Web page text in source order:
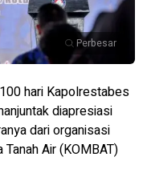
Perbesar
hari Kapolrestabes
diapresiasi
dari organisasi
Air (KOMBAT)